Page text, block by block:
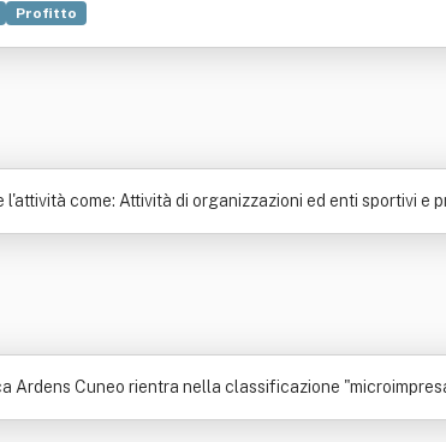
Profitto
l'attività come: Attività di organizzazioni ed enti sportivi e
Ardens Cuneo rientra nella classificazione